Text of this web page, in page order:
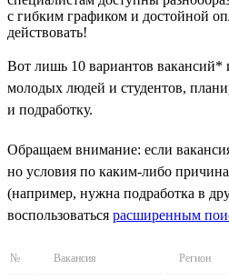
с гибким графиком и достойной
действовать!
Вот лишь 10 вариантов вакансий*
молодых людей и студентов,
и подработку.
Обращаем внимание: если
но условия по каким-либо
(например, нужна подработка в
воспользоваться расширенным
№ Вакансия Регион